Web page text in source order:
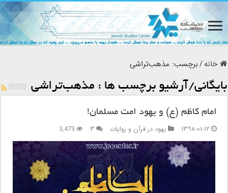
خانه/برچسب: مذهب‌تراشى
بایگانی/آرشیو برچسب ها : مذهب‌تراشى
امام کاظم (ع) و یهود امت مسلمان‌!
۱۳۹۸-۰۱-۱۲
یهود در قرآن و روایات ۳ 3,473